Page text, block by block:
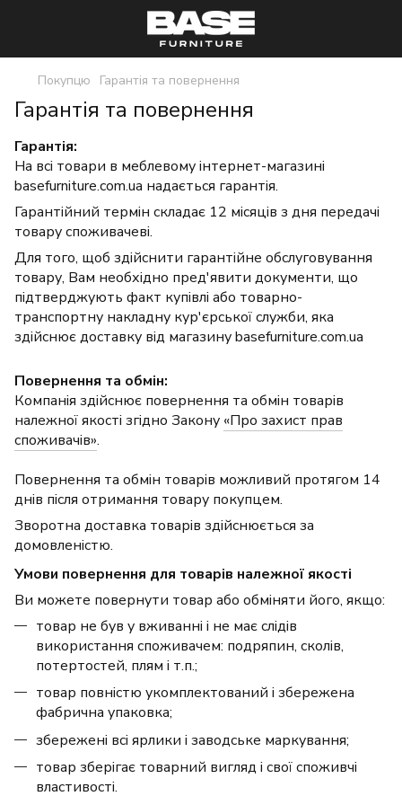
Покупцю Гарантія та повернення
Гарантія та повернення
Гарантія:
На всі товари в меблевому інтернет-магазині
basefurniture.com.ua надається гарантія.
Гарантійний термін складає 12 місяців з дня передачі
товару споживачеві.
Для того, щоб здійснити гарантійне обслуговування
товару, Вам необхідно пред'явити документи, що
підтверджують факт купівлі або товарно-
транспортну накладну кур'єрської служби, яка
здійснює доставку від магазину basefurniture.com.ua
Повернення та обмін:
Компанія здійснює повернення та обмін товарів
належної якості згідно Закону «Про захист прав
споживачів».
Повернення та обмін товарів можливий протягом 14
днів після отримання товару покупцем.
Зворотна доставка товарів здійснюється за
домовленістю.
Умови повернення для товарів належної якості
Ви можете повернути товар або обміняти його, якщо:
товар не був у вживанні і не має слідів
використання споживачем: подряпин, сколів,
потертостей, плям і т.п.;
товар повністю укомплектований і збережена
фабрична упаковка;
збережені всі ярлики і заводське маркування;
товар зберігає товарний вигляд і свої споживчі
властивості.